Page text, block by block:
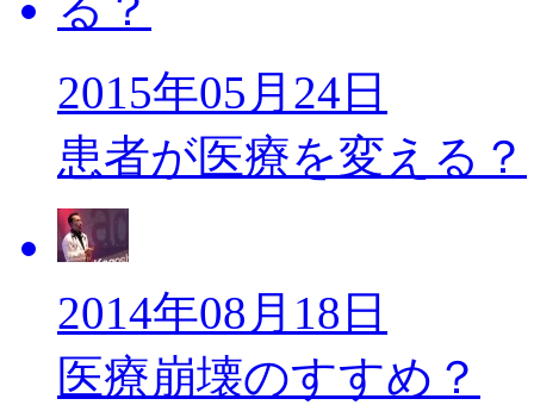
2015年05月24日
患者が医療を変える？
2014年08月18日
医療崩壊のすすめ？